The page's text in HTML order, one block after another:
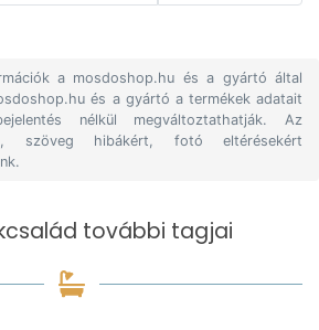
a mosdoshop.hu és a gyártó által
és a gyártó a termékek adatait
nélkül megváltoztathatják. Az
szöveg hibákért, fotó eltérésekért
további tagjai